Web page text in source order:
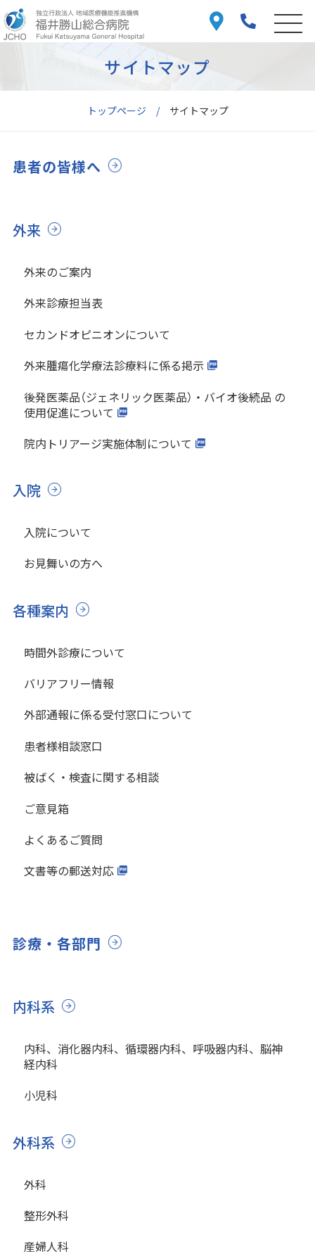
トップページ サイトマップ
サイトマップ
患者の皆様へ
外来
外来のご案内
外来診療担当表
セカンドオピニオンについて
外来腫瘍化学療法診療料に係る掲示
後発医薬品（ジェネリック医薬品）・バイオ後続品 の
使用促進について
院内トリアージ実施体制について
入院
入院について
お見舞いの方へ
各種案内
時間外診療について
バリアフリー情報
外部通報に係る受付窓口について
患者様相談窓口
被ばく・検査に関する相談
ご意見箱
よくあるご質問
文書等の郵送対応
診療・各部門
内科系
内科、消化器内科、循環器内科、呼吸器内科、脳神
経内科
小児科
外科系
外科
整形外科
産婦人科